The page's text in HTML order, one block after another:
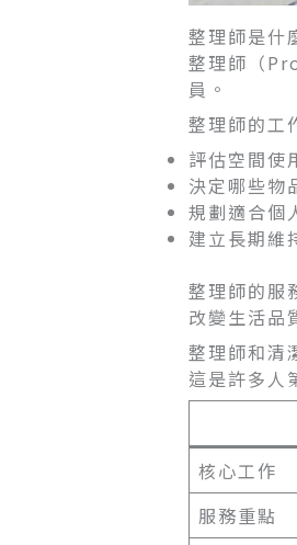
整理師是什
整理師（
員。
整理師的工
評估空間使
決定哪些物
規劃適合個
建立長期維
整理師的服
改變生活品
整理師和清
這是許多人
核心工作
服務重點